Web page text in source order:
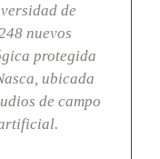
de
nuevos
protegida
ubicada
de campo